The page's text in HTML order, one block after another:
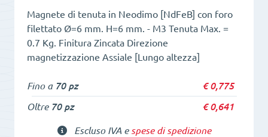
Magnete di tenuta in Neodimo [NdFeB] con foro
filettato Ø=6 mm. H=6 mm. - M3 Tenuta Max. =
0.7 Kg. Finitura Zincata Direzione
magnetizzazione Assiale [Lungo altezza]
Fino a 70 pz €0,775
Oltre 70 pz €0,641
Escluso IVA e spese di spedizione